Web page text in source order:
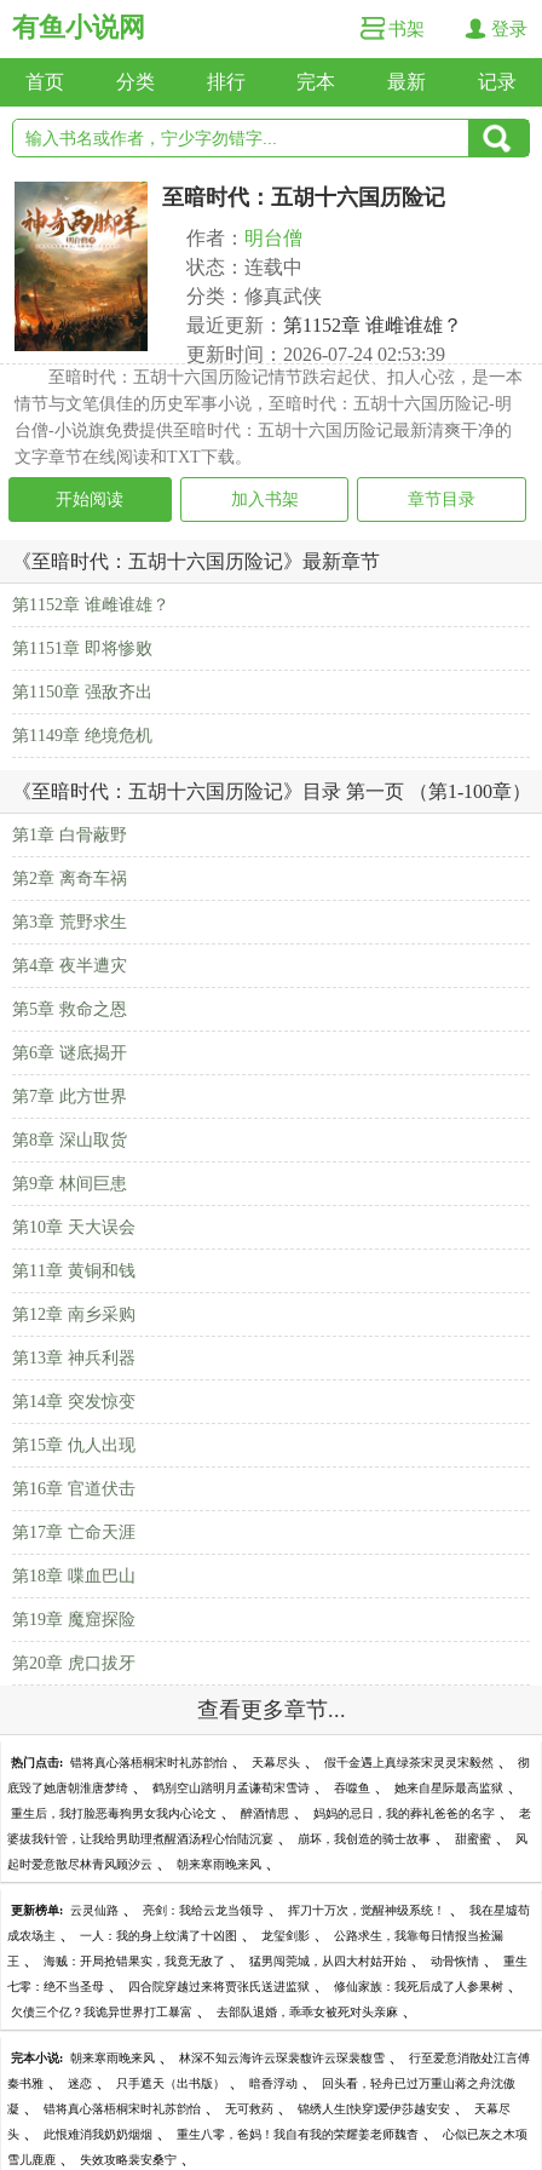
有鱼小说网 书架 登录
首页 分类 排行 完本 最新 记录
至暗时代：五胡十六国历险记
作者： 明台僧
状态：连载中
分类：修真武侠
最近更新： 第1152章 谁雌谁雄？
更新时间：2026-07-24 02:53:39
至暗时代：五胡十六国历险记情节跌宕起伏、扣人心弦，是一本
情节与文笔俱佳的历史军事小说，至暗时代：五胡十六国历险记-明
台僧-小说旗免费提供至暗时代：五胡十六国历险记最新清爽干净的
文字章节在线阅读和TXT下载。
开始阅读 加入书架 章节目录
《至暗时代：五胡十六国历险记》最新章节
第1152章 谁雌谁雄？
第1151章 即将惨败
第1150章 强敌齐出
第1149章 绝境危机
《至暗时代：五胡十六国历险记》目录 第一页 （第1-100章）
第1章 白骨蔽野
第2章 离奇车祸
第3章 荒野求生
第4章 夜半遭灾
第5章 救命之恩
第6章 谜底揭开
第7章 此方世界
第8章 深山取货
第9章 林间巨患
第10章 天大误会
第11章 黄铜和钱
第12章 南乡采购
第13章 神兵利器
第14章 突发惊变
第15章 仇人出现
第16章 官道伏击
第17章 亡命天涯
第18章 喋血巴山
第19章 魔窟探险
第20章 虎口拔牙
查看更多章节...
热门点击: 错将真心落梧桐宋时礼苏韵怡 、 天幕尽头 、 假千金遇上真绿茶宋灵灵宋毅然 、 彻
底毁了她唐朝淮唐梦绮 、 鹤别空山踏明月孟谦荀宋雪诗 、 吞噬鱼 、 她来自星际最高监狱 、
重生后，我打脸恶毒狗男女我内心论文 、 醉酒情思 、 妈妈的忌日，我的葬礼爸爸的名字 、 老
婆拔我针管，让我给男助理煮醒酒汤程心怡陆沉宴 、 崩坏，我创造的骑士故事 、 甜蜜蜜 、 风
起时爱意散尽林青风顾汐云 、 朝来寒雨晚来风 、
更新榜单: 云灵仙路 、 亮剑：我给云龙当领导 、 挥刀十万次，觉醒神级系统！ 、 我在星墟苟
成农场主 、 一人：我的身上纹满了十凶图 、 龙玺剑影 、 公路求生，我靠每日情报当捡漏
王 、 海贼：开局抢错果实，我竟无敌了 、 猛男闯莞城，从四大村姑开始 、 动骨恢情 、 重生
七零：绝不当圣母 、 四合院穿越过来将贾张氏送进监狱 、 修仙家族：我死后成了人参果树 、
欠债三个亿？我诡异世界打工暴富 、 去部队退婚，乖乖女被死对头亲麻 、
完本小说: 朝来寒雨晚来风 、 林深不知云海许云琛裴馥许云琛裴馥雪 、 行至爱意消散处江言傅
秦书雅 、 迷恋 、 只手遮天（出书版） 、 暗香浮动 、 回头看，轻舟已过万重山蒋之舟沈傲
凝 、 错将真心落梧桐宋时礼苏韵怡 、 无可救药 、 锦绣人生[快穿]爱伊莎越安安 、 天幕尽
头 、 此恨难消我奶奶烟烟 、 重生八零，爸妈！我自有我的荣耀姜老师魏杳 、 心似已灰之木项
雪儿鹿鹿 、 失效攻略裴安桑宁 、